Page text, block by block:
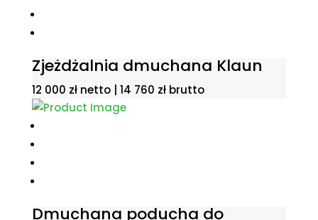
Zjeżdżalnia dmuchana Klaun
12 000 zł netto | 14 760 złbrutto
Dmuchana poducha do